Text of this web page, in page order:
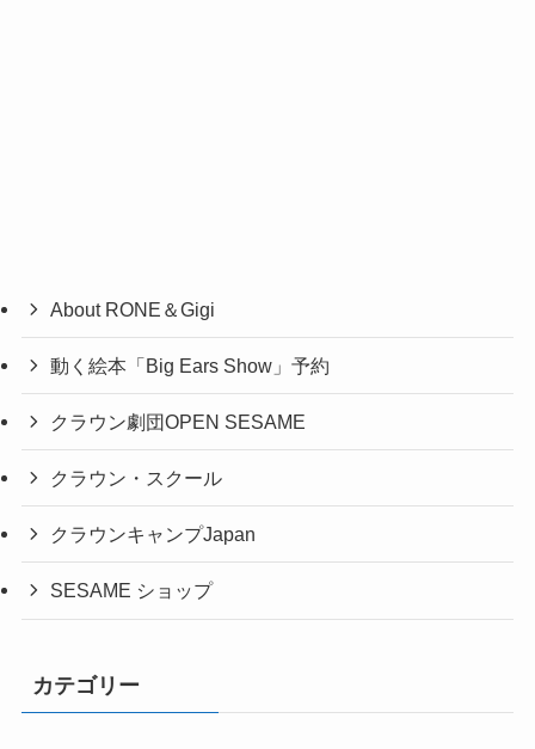
About RONE＆Gigi
動く絵本「Big Ears Show」予約
クラウン劇団OPEN SESAME
クラウン・スクール
クラウンキャンプJapan
SESAME ショップ
カテゴリー